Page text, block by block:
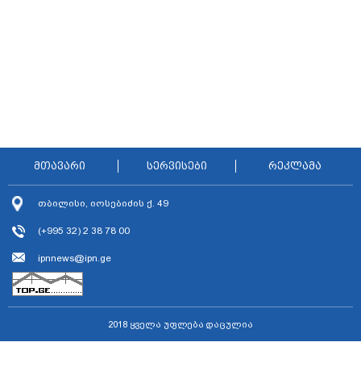
მთავარი სერვისები რეკლამა
თბილისი, იოსებიძის ქ. 49
(+995 32) 2 38 78 00
ipnnews@ipn.ge
2018 ყველა უფლება დაცულია